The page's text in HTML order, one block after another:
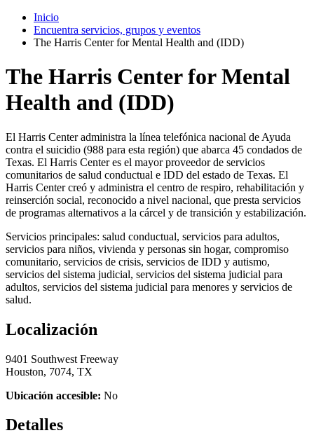
Inicio
Encuentra servicios, grupos y eventos
The Harris Center for Mental Health and (IDD)
The Harris Center for Mental
Health and (IDD)
El Harris Center administra la línea telefónica nacional de Ayuda
contra el suicidio (988 para esta región) que abarca 45 condados de
Texas. El Harris Center es el mayor proveedor de servicios
comunitarios de salud conductual e IDD del estado de Texas. El
Harris Center creó y administra el centro de respiro, rehabilitación y
reinserción social, reconocido a nivel nacional, que presta servicios
de programas alternativos a la cárcel y de transición y estabilización.
Servicios principales: salud conductual, servicios para adultos,
servicios para niños, vivienda y personas sin hogar, compromiso
comunitario, servicios de crisis, servicios de IDD y autismo,
servicios del sistema judicial, servicios del sistema judicial para
adultos, servicios del sistema judicial para menores y servicios de
salud.
Localización
9401 Southwest Freeway
Houston, 7074, TX
Ubicación accesible: No
Detalles